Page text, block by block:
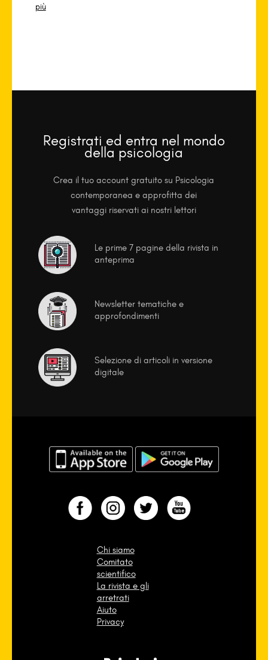
più
Registrati ed entra nel mondo
della psicologia
Crea il tuo account gratuito su Psicologia
contemporanea e approfitta dei
vantaggi riservati ai nostri lettori
Le prime 7 pagine della rivista in
anteprima
Newsletter tematiche e
approfondimenti
Selezione di articoli in versione
digitale
Chi siamo
Comitato
scientifico
La rivista e gli
arretrati
Aiuto
Privacy